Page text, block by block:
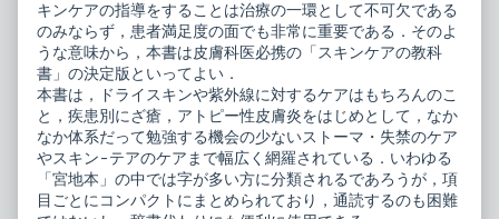
キンケアの指導をすることは治療の一環として不可欠である
のみならず，患者満足度の面でも非常に重要である．そのよ
うな意味から，本書は皮膚科医必携の「スキンケアの教科
書」の決定版といってよい．
本書は，ドライスキンや紫外線に対するケアはもちろんのこ
と，疾患別にざ瘡，アトピー性皮膚炎をはじめとして，なか
なか体系だって勉強する機会の少ないストーマ・失禁のケア
やスキン-テアのケアまで幅広く網羅されている．いわゆる
「宮地本」の中では字が多い方に分類されるであろうが，項
目ごとにコンパクトにまとめられており，通読するのも困難